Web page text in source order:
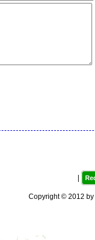
|
Copyright © 2012 by